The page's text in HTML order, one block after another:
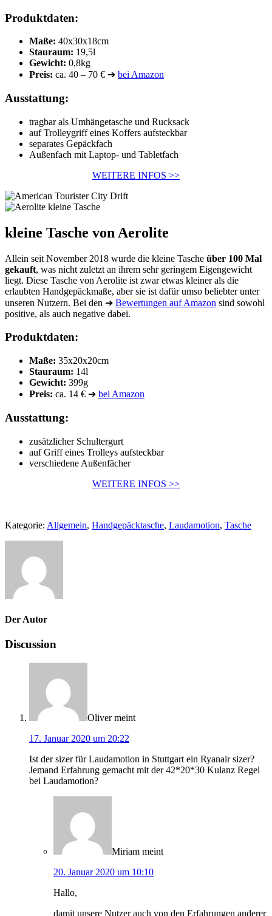
Produktdaten:
Maße: 40x30x18cm
Stauraum: 19,5l
Gewicht: 0,8kg
Preis: ca. 40 – 70 € ➔ bei Amazon
Ausstattung:
tragbar als Umhängetasche und Rucksack
auf Trolleygriff eines Koffers aufsteckbar
separates Gepäckfach
Außenfach mit Laptop- und Tabletfach
WEITERE INFOS >>
kleine Tasche von Aerolite
Allein seit November 2018 wurde die kleine Tasche über 100 Mal
gekauft, was nicht zuletzt an ihrem sehr geringem Eigengewicht
liegt. Diese Tasche von Aerolite ist zwar etwas kleiner als die
erlaubten Handgepäckmaße, aber sie ist dafür umso beliebter unter
unseren Nutzern. Bei den ➔ Bewertungen auf Amazon sind sowohl
positive, als auch negative dabei.
Produktdaten:
Maße: 35x20x20cm
Stauraum: 14l
Gewicht: 399g
Preis: ca. 14 € ➔ bei Amazon
Ausstattung:
zusätzlicher Schultergurt
auf Griff eines Trolleys aufsteckbar
verschiedene Außenfächer
WEITERE INFOS >>
Kategorie: Allgemein, Handgepäcktasche, Laudamotion, Tasche
Der Autor
Discussion
Oliver meint
17. Januar 2020 um 20:22
Ist der sizer für Laudamotion in Stuttgart ein Ryanair sizer?
Jemand Erfahrung gemacht mit der 42*20*30 Kulanz Regel
bei Laudamotion?
Miriam meint
20. Januar 2020 um 10:10
Hallo,
damit unsere Nutzer auch von den Erfahrungen anderer